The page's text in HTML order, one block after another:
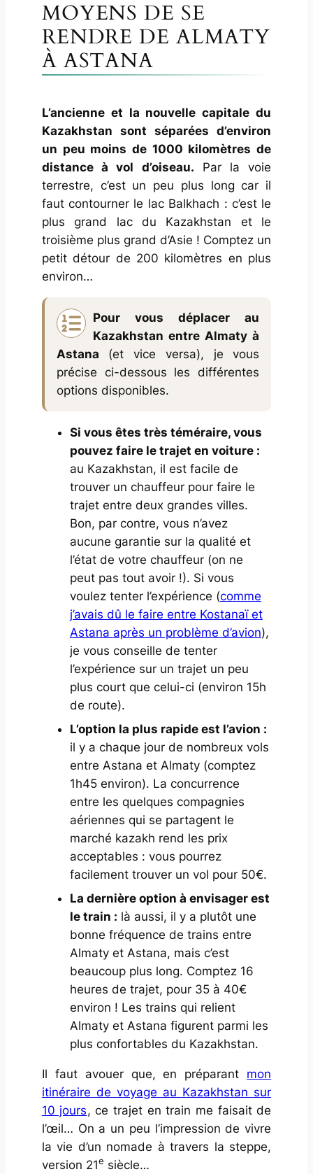
le lendemain matin
Mon verdict sur cette
expérience en train de nuit au
Kazakhstan
Informations pratiques
MOYENS DE SE
RENDRE DE ALMATY
À ASTANA
L’ancienne et la nouvelle capitale du
Kazakhstan sont séparées d’environ
un peu moins de 1000 kilomètres de
distance à vol d’oiseau. Par la voie
terrestre, c’est un peu plus long car il
faut contourner le lac Balkhach : c’est le
plus grand lac du Kazakhstan et le
troisième plus grand d’Asie ! Comptez un
petit détour de 200 kilomètres en plus
environ…
Pour vous déplacer au
Kazakhstan entre Almaty à
Astana (etvice versa), je vous
précise ci-dessous les différentes
options disponibles.
Si vous êtes très téméraire, vous
pouvez faire le trajet en voiture :
au Kazakhstan, il est facile de
trouver un chauffeur pour faire le
trajet entre deux grandes villes.
Bon, par contre, vous n’avez
aucune garantie sur la qualité et
l’état de votre chauffeur (on ne
peut pas tout avoir !). Si vous
voulez tenter l’expérience (comme
j’avais dû le faire entre Kostanaï et
Astana après un problème d’avion),
je vous conseille de tenter
l’expérience sur un trajet un peu
plus court que celui-ci (environ 15h
de route).
L’option la plus rapide est l’avion :
il y a chaque jour de nombreux vols
entre Astana et Almaty (comptez
1h45 environ). La concurrence
entre les quelques compagnies
aériennes qui se partagent le
marché kazakh rend les prix
acceptables : vous pourrez
facilement trouver un vol pour 50€.
La dernière option à envisager est
le train : là aussi, il y a plutôt une
bonne fréquence de trains entre
Almaty et Astana, mais c’est
beaucoup plus long. Comptez 16
heures de trajet, pour 35 à 40€
environ ! Les trains qui relient
Almaty et Astana figurent parmi les
plus confortables du Kazakhstan.
Il faut avouer que, en préparant mon
itinéraire de voyage au Kazakhstan sur
10 jours, ce trajet en train me faisait de
l’œil… On a un peu l’impression de vivre
la vie d’un nomade à travers la steppe,
version 21e siècle…